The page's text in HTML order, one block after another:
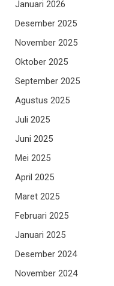
Januari 2026
Desember 2025
November 2025
Oktober 2025
September 2025
Agustus 2025
Juli 2025
Juni 2025
Mei 2025
April 2025
Maret 2025
Februari 2025
Januari 2025
Desember 2024
November 2024